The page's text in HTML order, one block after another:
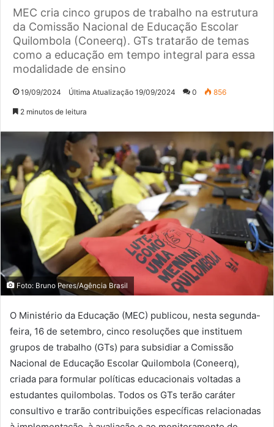
MEC cria cinco grupos de trabalho na estrutura
da Comissão Nacional de Educação Escolar
Quilombola (Coneerq). GTs tratarão de temas
como a educação em tempo integral para essa
modalidade de ensino
19/09/2024 Última Atualização 19/09/2024 0 856
2 minutos de leitura
Foto: Bruno Peres/Agência Brasil
O Ministério da Educação (MEC) publicou, nesta segunda-
feira, 16 de setembro, cinco resoluções que instituem
grupos de trabalho (GTs) para subsidiar a Comissão
Nacional de Educação Escolar Quilombola (Coneerq),
criada para formular políticas educacionais voltadas a
estudantes quilombolas. Todos os GTs terão caráter
consultivo e trarão contribuições específicas relacionadas